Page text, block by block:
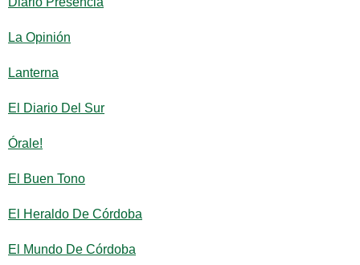
La Opinión
Lanterna
El Diario Del Sur
Órale!
El Buen Tono
El Heraldo De Córdoba
El Mundo De Córdoba